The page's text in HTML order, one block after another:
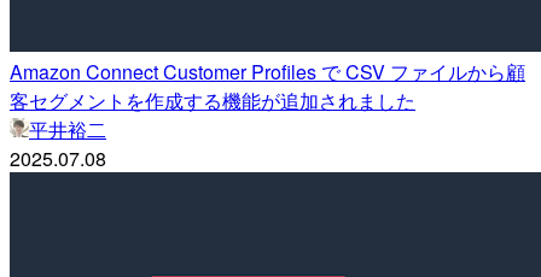
Amazon Connect Customer Profiles で CSV ファイルから顧
客セグメントを作成する機能が追加されました
平井裕二
2025.07.08